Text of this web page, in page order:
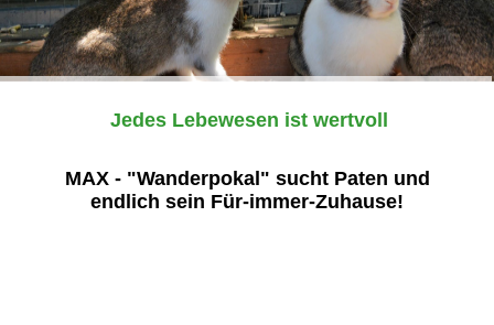
Jedes Lebewesen ist wertvoll
MAX - "Wanderpokal" sucht Paten und
endlich sein Für-immer-Zuhause!